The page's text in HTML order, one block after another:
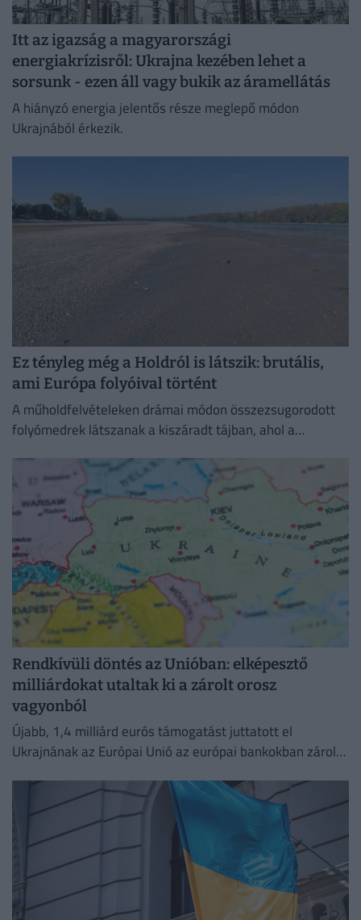
Itt az igazság a magyarországi
energiakrízisről: Ukrajna kezében lehet a
sorsunk - ezen áll vagy bukik az áramellátás
A hiányzó energia jelentős része meglepő módon
Ukrajnából érkezik.
Ez tényleg még a Holdról is látszik: brutális,
ami Európa folyóival történt
A műholdfelvételeken drámai módon összezsugorodott
folyómedrek látszanak a kiszáradt tájban, ahol a
felszín alatti homokpadokat tárt fel.
Rendkívüli döntés az Unióban: elképesztő
milliárdokat utaltak ki a zárolt orosz
vagyonból
Újabb, 1,4 milliárd eurós támogatást juttatott el
Ukrajnának az Európai Unió az európai bankokban zárolt